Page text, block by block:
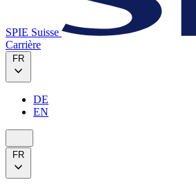
SPIE Suisse
Carrière
FR
DE
EN
FR